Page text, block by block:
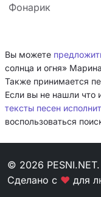
Фонарик
Вы можете
солнца и огня»
Также принимается
Если вы не нашли что
тексты песен
воспользоваться
© 2026
Сделано с ❤ для